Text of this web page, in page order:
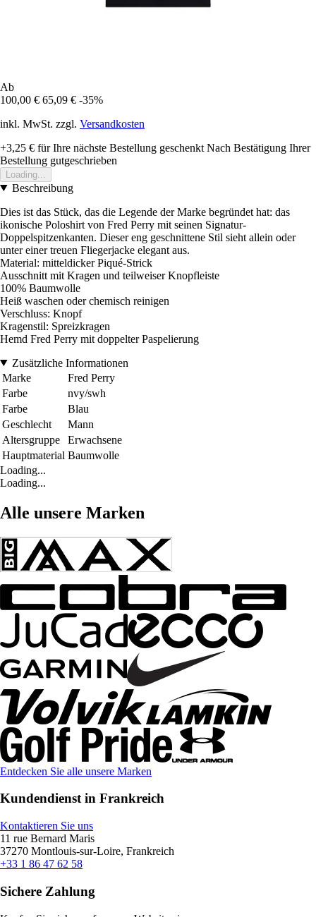
Ab
100,00 € 65,09 € -35%
inkl. MwSt. zzgl. Versandkosten
+3,25 € für Ihre nächste Bestellung geschenkt Nach Bestätigung Ihrer
Bestellung gutgeschrieben
Loading...
Beschreibung
Dies ist das Stück, das die Legende der Marke begründet hat: das
ikonische Poloshirt von Fred Perry mit seinen Signatur-
Doppelspitzenkanten. Dieser eng geschnittene Stil sieht allein oder
unter einer treuen Fliegerjacke elegant aus.
Material: mitteldicker Piqué-Strick
Ausschnitt mit Kragen und teilweiser Knopfleiste
100% Baumwolle
Heiß waschen oder chemisch reinigen
Verschluss: Knopf
Kragenstil: Spreizkragen
Hemd Fred Perry mit doppelter Paspelierung
Zusätzliche Informationen
Marke
Fred Perry
Farbe
nvy/swh
Farbe
Blau
Geschlecht
Mann
Altersgruppe
Erwachsene
Hauptmaterial Baumwolle
Loading...
Loading...
Alle unsere Marken
Entdecken Sie alle unsere Marken
Kundendienst in Frankreich
Kontaktieren Sie uns
11 rue Bernard Maris
37270 Montlouis-sur-Loire, Frankreich
+33 1 86 47 62 58
Sichere Zahlung